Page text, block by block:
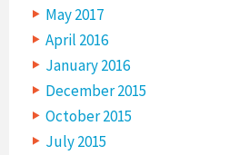
May 2017
April 2016
January 2016
December 2015
October 2015
July 2015